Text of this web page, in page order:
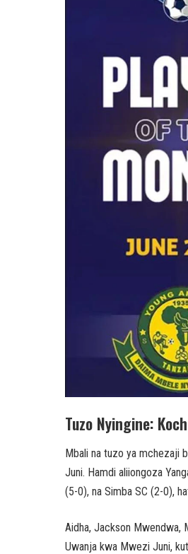
Tuzo Nyingine:
Mbali na tuzo ya mchezaji
Juni. Hamdi aliiongoza
(5-0), na Simba SC (2-0),
Aidha, Jackson Mwendwa,
Uwanja kwa Mwezi Juni,